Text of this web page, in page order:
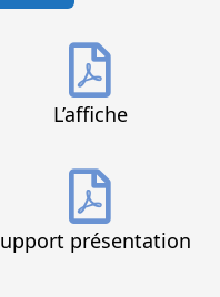
L’affiche
présentation